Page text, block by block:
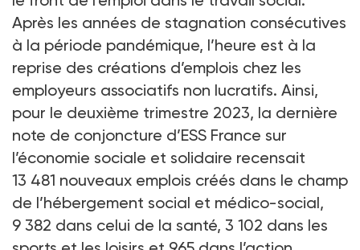
Après les années de stagnation consécutives
à la période pandémique, l’heure est à la
reprise des créations d’emplois chez les
employeurs associatifs non lucratifs. Ainsi,
pour le deuxième trimestre 2023, la dernière
note de conjoncture d’ESS France sur
l’économie sociale et solidaire recensait
13 481 nouveaux emplois créés dans le champ
de l’hébergement social et médico-social,
9 382 dans celui de la santé, 3 102 dans les